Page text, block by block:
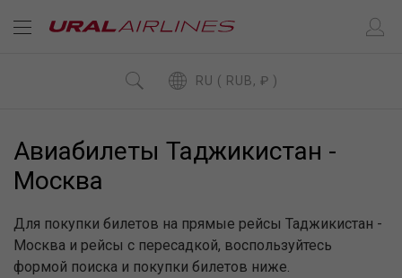
RU ( RUB, ₽ )
Авиабилеты Таджикистан -
Москва
Для покупки билетов на прямые рейсы Таджикистан -
Москва и рейсы с пересадкой, воспользуйтесь
формой поиска и покупки билетов ниже.